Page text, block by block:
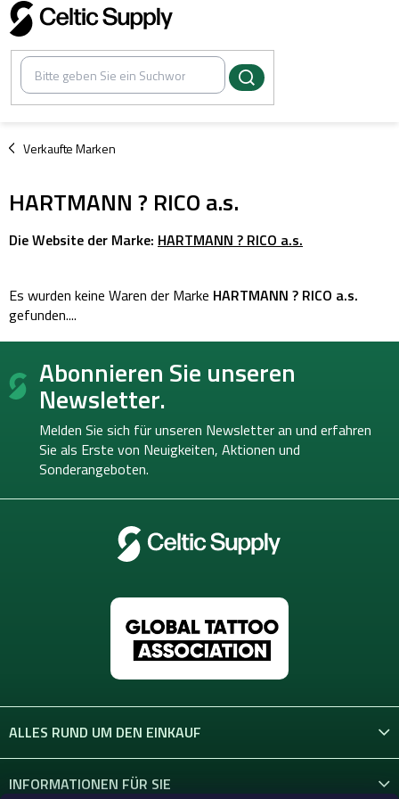
Zum
Inhalt
springen
Verkaufte Marken
/
HARTMANN ? RICO a.s.
Die Website der Marke: HARTMANN ? RICO a.s.
Es wurden keine Waren der Marke HARTMANN ? RICO a.s.
gefunden....
F
ß Abonnieren Sie unseren
Newsletter.
Melden Sie sich für unseren Newsletter an und erfahren
Sie als Erste von Neuigkeiten, Aktionen und
Sonderangeboten.
ALLES RUND UM DEN EINKAUF
INFORMATIONEN FÜR SIE